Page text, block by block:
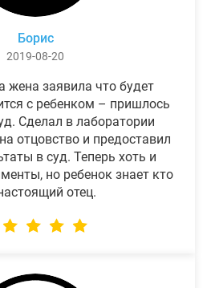
Борис
2019-08-20
жена заявила что будет
с ребенком – пришлось
Сделал в лаборатории
отцовство и предоставил
в суд. Теперь хоть и
но ребенок знает кто
отец.